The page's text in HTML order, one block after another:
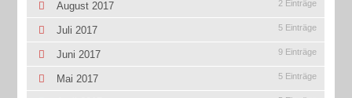
August 2017 2 Einträge
Juli 2017 5 Einträge
Juni 2017 9 Einträge
Mai 2017 5 Einträge